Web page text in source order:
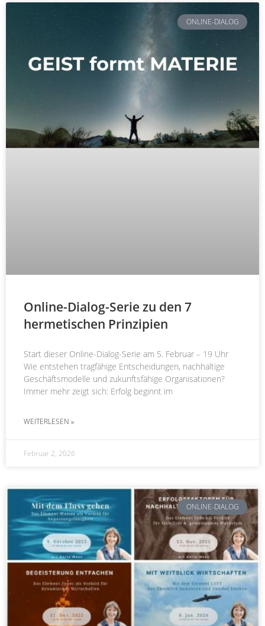
ONLINE-DIALOG
Online-Dialog-Serie zu den 7
hermetischen Prinzipien
Start dieser Online-Dialog-Serie am 5. Februar – 19 Uhr
Wie entstehen tragfähige Entscheidungen, nachhaltige
Geschäftsmodelle und zukunftsfähige Organisationen?
Immer mehr zeigt sich: Erfolg beginnt im
WEITERLESEN »
Februar 2, 2026
ONLINE-DIALOG